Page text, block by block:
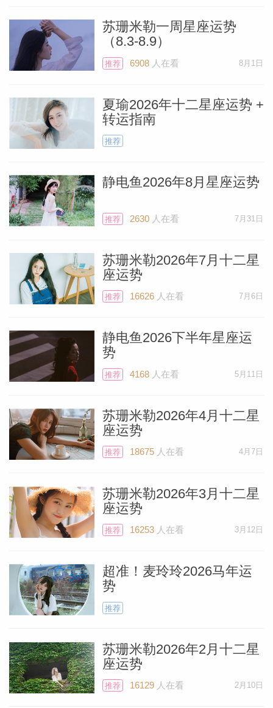
个人资
水瓶座
你可能会觉得所有事情都需要你立即处理，
非得如此，没必要继续过那种争分夺秒的生
活。这主要涉及你的沟通方式，但也关乎你
对生活中紧急状况的应对。请放慢脚步，确
保你理解了细节，在对下一步感到安心之
前，不要让任何人强迫你加快速度。
一场为期20年的个人革命正在你身上发
生，而你已经踏入了这场缓慢转变的一年。
会察觉到内在发生的转变，因为这些变化发
生在深层的潜意识层面。如果你的自我曾被
条件反射般地培养出某些不健康的行为模
你处理这些问题，悄然将你从一切无益的事
物中解放出来。
苏珊米勒一周星座运势
（8.3-8.9）
推荐 6908人在看 8月1日
夏瑜2026年十二星座运势 +
转运指南
推荐
静电鱼2026年8月星座运势
推荐 2630人在看 7月31日
苏珊米勒2026年7月十二星
座运势
推荐 16626人在看 7月6日
静电鱼2026下半年星座运
势
推荐 4168人在看 5月11日
苏珊米勒2026年4月十二星
座运势
推荐 18675人在看 4月7日
苏珊米勒2026年3月十二星
座运势
推荐 16253人在看 3月12日
超准！麦玲玲2026马年运
势
推荐
苏珊米勒2026年2月十二星
座运势
推荐 16129人在看 2月10日